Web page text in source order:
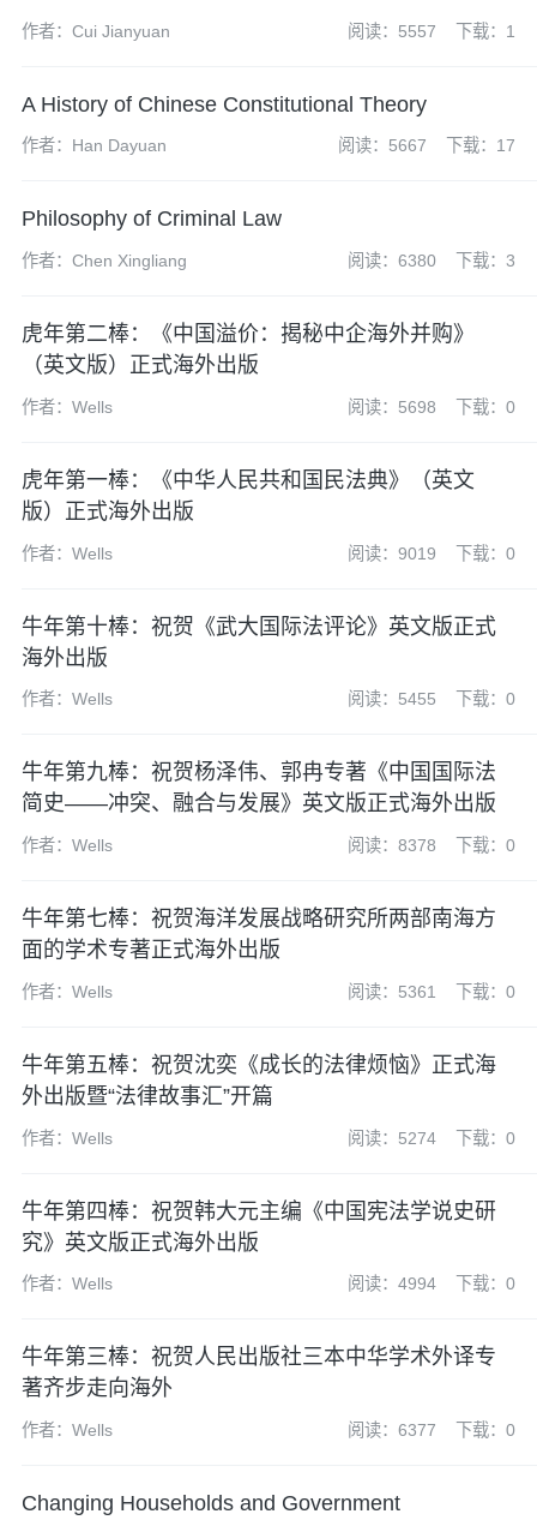
作者：Cui Jianyuan 阅读：5557 下载：1
A History of Chinese Constitutional Theory
作者：Han Dayuan 阅读：5667 下载：17
Philosophy of Criminal Law
作者：Chen Xingliang 阅读：6380 下载：3
虎年第二棒：《中国溢价：揭秘中企海外并购》
（英文版）正式海外出版
作者：Wells 阅读：5698 下载：0
虎年第一棒：《中华人民共和国民法典》（英文
版）正式海外出版
作者：Wells 阅读：9019 下载：0
牛年第十棒：祝贺《武大国际法评论》英文版正式
海外出版
作者：Wells 阅读：5455 下载：0
牛年第九棒：祝贺杨泽伟、郭冉专著《中国国际法
简史——冲突、融合与发展》英文版正式海外出版
作者：Wells 阅读：8378 下载：0
牛年第七棒：祝贺海洋发展战略研究所两部南海方
面的学术专著正式海外出版
作者：Wells 阅读：5361 下载：0
牛年第五棒：祝贺沈奕《成长的法律烦恼》正式海
外出版暨“法律故事汇”开篇
作者：Wells 阅读：5274 下载：0
牛年第四棒：祝贺韩大元主编《中国宪法学说史研
究》英文版正式海外出版
作者：Wells 阅读：4994 下载：0
牛年第三棒：祝贺人民出版社三本中华学术外译专
著齐步走向海外
作者：Wells 阅读：6377 下载：0
Changing Households and Government